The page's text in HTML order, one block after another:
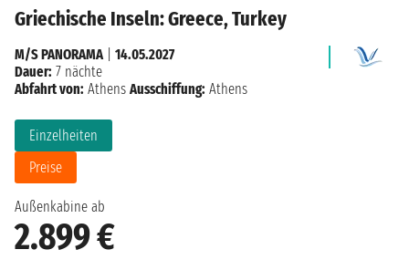
Griechische Inseln: Greece, Turkey
Außenkabine ab
2.899 €
Einzelheiten
Preise
M/S PANORAMA
14.05.2027
Dauer: 7 nächte
Abfahrt von: Athens Ausschiffung: Athens